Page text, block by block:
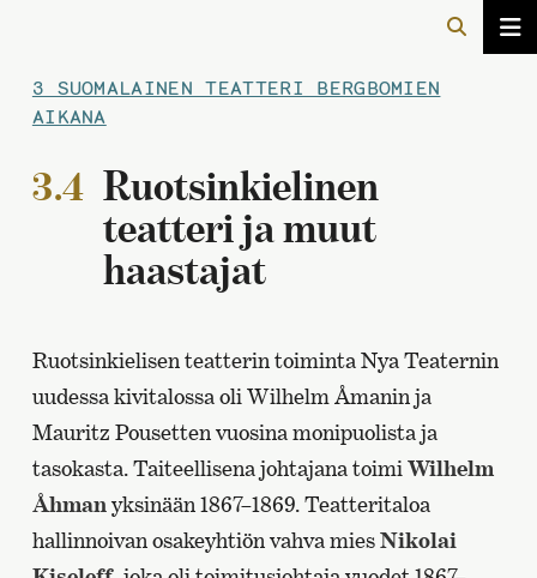
3 SUOMALAINEN TEATTERI BERGBOMIEN
AIKANA
3.4 Ruotsinkielinen
teatteri ja muut
haastajat
Ruotsinkielisen teatterin toiminta Nya Teaternin
uudessa kivitalossa oli Wilhelm Åmanin ja
Mauritz Pousetten vuosina monipuolista ja
tasokasta. Taiteellisena johtajana toimi Wilhelm
Åhman yksinään 1867–1869. Teatteritaloa
hallinnoivan osakeyhtiön vahva miesNikolai